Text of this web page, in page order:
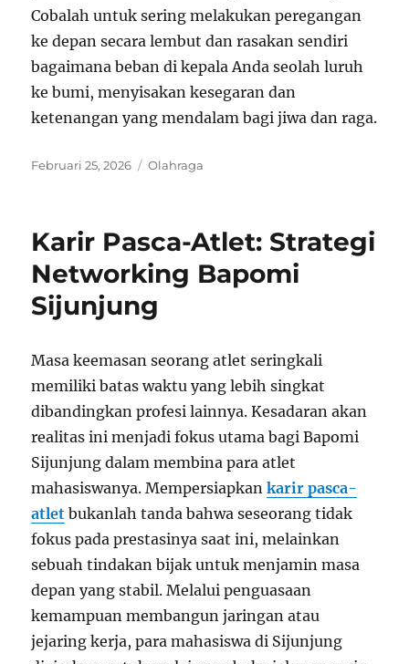
Cobalah untuk sering melakukan peregangan
ke depan secara lembut dan rasakan sendiri
bagaimana beban di kepala Anda seolah luruh
ke bumi, menyisakan kesegaran dan
ketenangan yang mendalam bagi jiwa dan raga.
Posted
Februari 25, 2026 Categories
Olahraga
Karir Pasca-Atlet: Strategi
Networking Bapomi
Sijunjung
Masa keemasan seorang atlet seringkali
memiliki batas waktu yang lebih singkat
dibandingkan profesi lainnya. Kesadaran akan
realitas ini menjadi fokus utama bagi Bapomi
Sijunjung dalam membina para atlet
mahasiswanya. Mempersiapkankarir pasca-
atlet bukanlah tanda bahwa seseorang tidak
fokus pada prestasinya saat ini, melainkan
sebuah tindakan bijak untuk menjamin masa
depan yang stabil. Melalui penguasaan
kemampuan membangun jaringan atau
jejaring kerja, para mahasiswa di Sijunjung